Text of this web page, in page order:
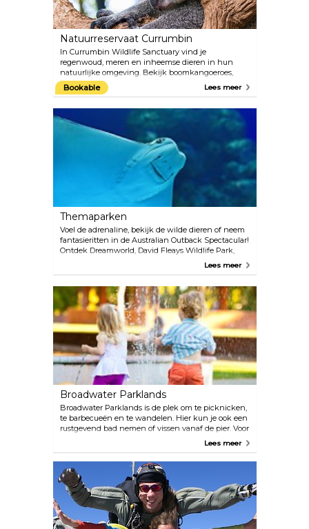
Natuurreservaat Currumbin
In Currumbin Wildlife Sanctuary vind je
regenwoud, meren en inheemse dieren in hun
natuurlijke omgeving. Bekijk boomkangoeroes,
koala's en vogels vanaf de verhoogde wandelpaden
en voel je dichter bij de natuur. Een uitstapje naar
Bookable Lees meer
Themaparken
Voel de adrenaline, bekijk de wilde dieren of neem
fantasieritten in de Australian Outback Spectacular!
Ontdek Dreamworld, David Fleays Wildlife Park,
Paradise Country, Sea World, de Wet’n’Wild Water
Lees meer
Broadwater Parklands
Broadwater Parklands is de plek om te picknicken,
te barbecueën en te wandelen. Hier kun je ook een
rustgevend bad nemen of vissen vanaf de pier. Voor
kinderen is er de Rockpools waterspeeltuin,
van het park.
Lees meer